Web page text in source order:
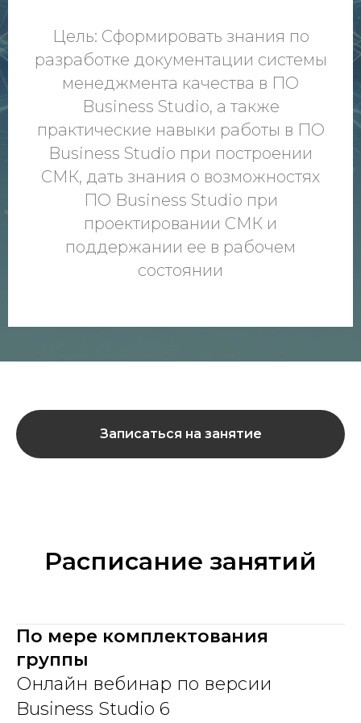
Цель: Сформировать знания по
разработке документации системы
менеджмента качества в ПО
Business Studio, а также
практические навыки работы в ПО
Business Studio при построении
СМК, дать знания о возможностях
ПО Business Studio при
проектировании СМК и
поддержании ее в рабочем
состоянии
Записаться на занятие
Расписание занятий
По мере комплектования
группы
Онлайн вебинар по версии
Business Studio 6